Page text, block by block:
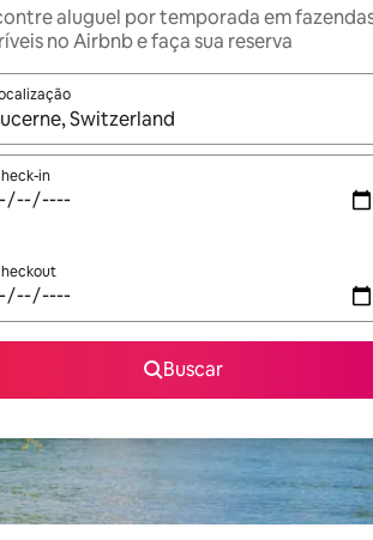
aluguel por temporada em
no Airbnb e faça sua reserva
os resultados estiverem disponíveis,
in
Buscar